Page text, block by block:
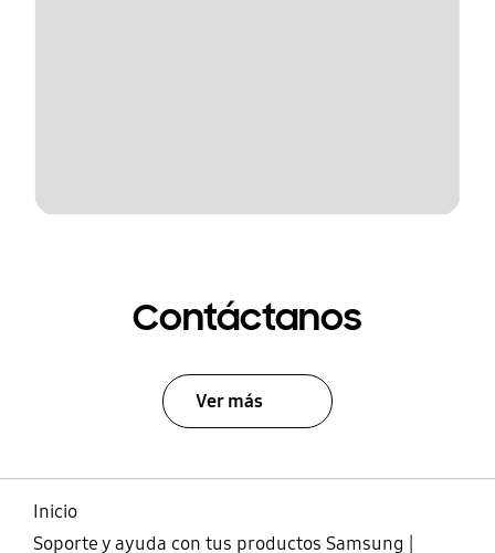
Contáctanos
Ver más
Inicio
Soporte y ayuda con tus productos Samsung |